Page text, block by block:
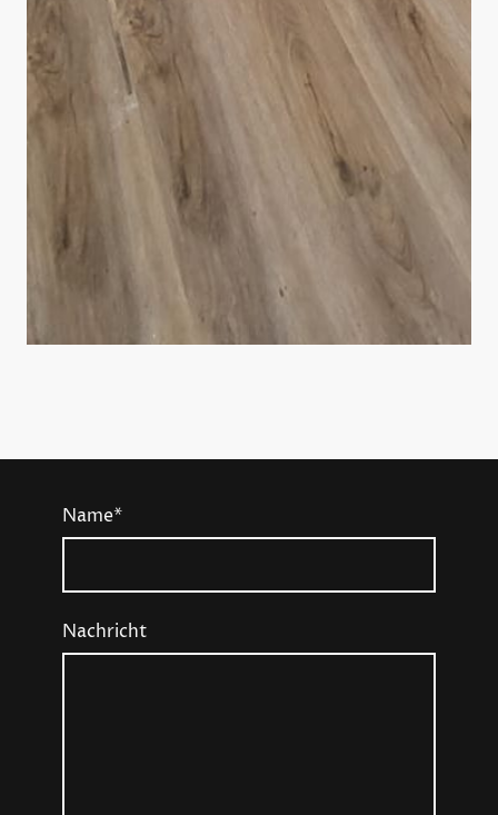
Name*
Nachricht